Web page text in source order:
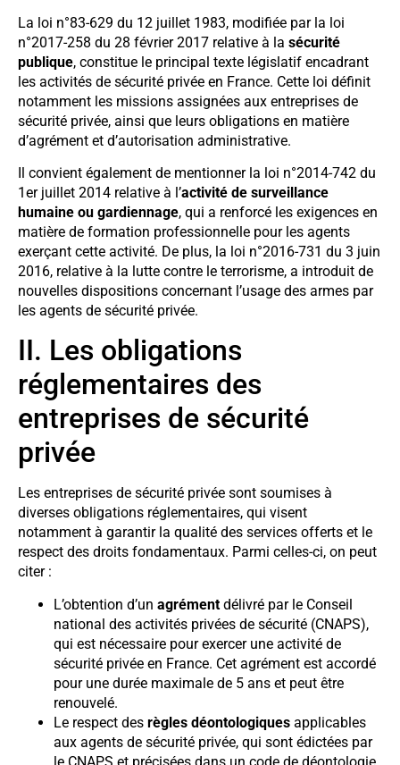
La loi n°83-629 du 12 juillet 1983, modifiée par la loi
n°2017-258 du 28 février 2017 relative à la sécurité
publique, constitue le principal texte législatif encadrant
les activités de sécurité privée en France. Cette loi définit
notamment les missions assignées aux entreprises de
sécurité privée, ainsi que leurs obligations en matière
d’agrément et d’autorisation administrative.
Il convient également de mentionner la loi n°2014-742 du
1er juillet 2014 relative à l’activité de surveillance
humaine ou gardiennage, qui a renforcé les exigences en
matière de formation professionnelle pour les agents
exerçant cette activité. De plus, la loi n°2016-731 du 3 juin
2016, relative à la lutte contre le terrorisme, a introduit de
nouvelles dispositions concernant l’usage des armes par
les agents de sécurité privée.
II. Les obligations
réglementaires des
entreprises de sécurité
privée
Les entreprises de sécurité privée sont soumises à
diverses obligations réglementaires, qui visent
notamment à garantir la qualité des services offerts et le
respect des droits fondamentaux. Parmi celles-ci, on peut
citer :
L’obtention d’un agrément délivré par le Conseil
national des activités privées de sécurité (CNAPS),
qui est nécessaire pour exercer une activité de
sécurité privée en France. Cet agrément est accordé
pour une durée maximale de 5 ans et peut être
renouvelé.
Le respect des règles déontologiques applicables
aux agents de sécurité privée, qui sont édictées par
le CNAPS et précisées dans un code de déontologie